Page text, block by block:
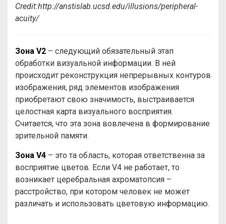
Credit:http://anstislab.ucsd.edu/illusions/peripheral-
acuity/
Зона V2 – следующий обязательный этап
обработки визуальной информации. В ней
происходит реконструкция непрерывных контуров
изображения, ряд элементов изображения
приобретают свою значимость, выстраивается
целостная карта визуального восприятия.
Считается, что эта зона вовлечена в формирование
зрительной памяти.
Зона V4 – это та область, которая ответственна за
восприятие цветов. Если V4 не работает, то
возникает церебральная ахроматопсия –
расстройство, при котором человек не может
различать и использовать цветовую информацию.